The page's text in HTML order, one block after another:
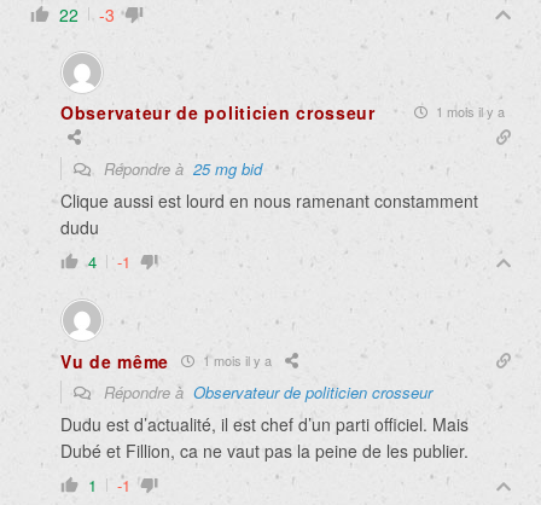
22 -3
Observateur de politicien crosseur 1 mois il y a
Répondre à 25 mg bid
Clique aussi est lourd en nous ramenant constamment
dudu
4 -1
Vu de même 1 mois il y a
Répondre à Observateur de politicien crosseur
Dudu est d’actualité, il est chef d’un parti officiel. Mais
Dubé et Fillion, ca ne vaut pas la peine de les publier.
1 -1